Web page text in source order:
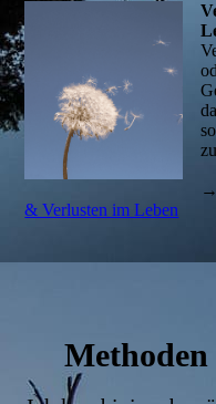
& Verlusten im Leben